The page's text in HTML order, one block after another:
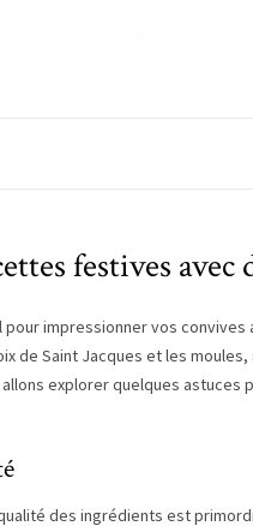
festives
impressionner vos
de Saint Jacques et les
explorer quelques
des ingrédients est